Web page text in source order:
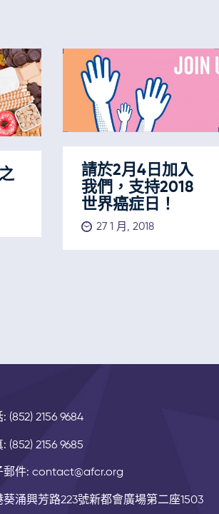
請於2月4日加入
我們，支持2018
世界癌症日！
27 1 月, 2018
(852) 2156 9684
(852) 2156 9685
郵件: contact@afcr.org
葵涌興芳路223號新都會廣場第二座1503